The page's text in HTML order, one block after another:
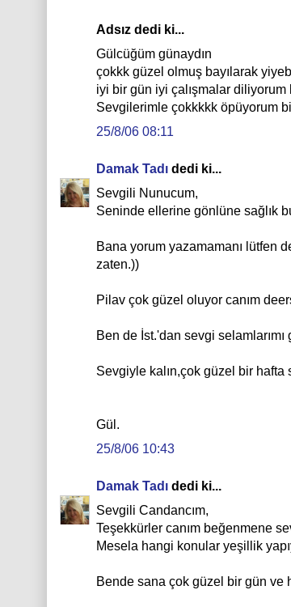
Adsız dedi ki...
Gülcüğüm günaydın
çokkk güzel olmuş bayılarak
iyi bir gün iyi çalışmalar diliyorum
Sevgilerimle çokkkkk öpüyorum
25/8/06 08:11
Damak Tadı dedi ki...
Sevgili Nunucum,
Seninde ellerine gönlüne sağlık
Bana yorum yazamamanı lütfen
zaten.))
Pilav çok güzel oluyor canım
Ben de İst.'dan sevgi selamlarımı
Sevgiyle kalın,çok güzel bir hafta
Gül.
25/8/06 10:43
Damak Tadı dedi ki...
Sevgili Candancım,
Teşekkürler canım beğenmene
Mesela hangi konular yeşillik
Bende sana çok güzel bir gün ve